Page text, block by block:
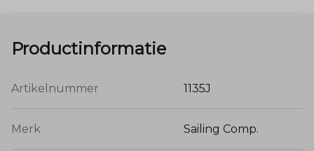
Productinformatie
Artikelnummer 1135J
Merk Sailing Comp.